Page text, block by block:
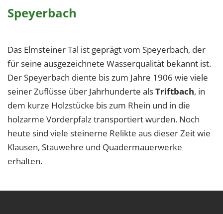
Speyerbach
Das Elmsteiner Tal ist geprägt vom Speyerbach, der
für seine ausgezeichnete Wasserqualität bekannt ist.
Der Speyerbach diente bis zum Jahre 1906 wie viele
seiner Zuflüsse über Jahrhunderte alsTriftbach, in
dem kurze Holzstücke bis zum Rhein und in die
holzarme Vorderpfalz transportiert wurden. Noch
heute sind viele steinerne Relikte aus dieser Zeit wie
Klausen, Stauwehre und Quadermauerwerke
erhalten.